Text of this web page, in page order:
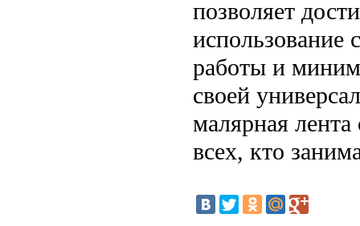
позволяет
использование
работы и
своей
малярная
всех, кто